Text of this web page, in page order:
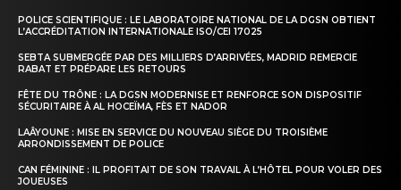
POLICE SCIENTIFIQUE : LE LABORATOIRE NATIONAL DE LA DGSN OBTIENT
L’ACCRÉDITATION INTERNATIONALE ISO/CEI 17025
SEBTA SUBMERGÉE PAR DES MILLIERS D’ARRIVÉES, MADRID REMERCIE
RABAT ET PRÉPARE LES RETOURS
FÊTE DU TRÔNE : LA DGSN MODERNISE ET RENFORCE SON DISPOSITIF
SÉCURITAIRE À AL HOCEÏMA, FÈS ET NADOR
LAÂYOUNE : MISE EN SERVICE DU NOUVEAU SIÈGE DU TROISIÈME
ARRONDISSEMENT DE POLICE
CAN FÉMININE : IL PROFITAIT DE SON TRAVAIL À L’HÔTEL POUR VOLER DES
JOUEUSES